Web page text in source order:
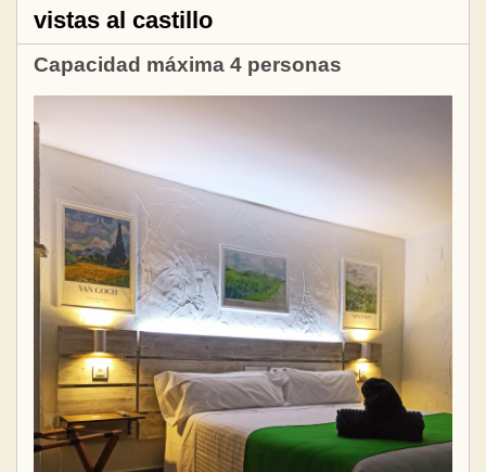
vistas al castillo
Capacidad máxima 4 personas